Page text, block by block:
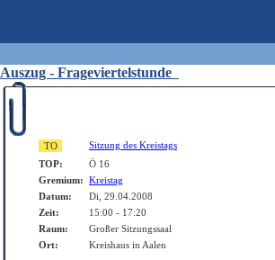
Auszug - Frageviertelstunde
Sitzung des Kreistags
TOP:
Ö 16
Gremium: Kreistag
Datum:
Di, 29.04.2008
Zeit:
15:00 - 17:20
Raum:
Großer Sitzungssaal
Ort:
Kreishaus in Aalen